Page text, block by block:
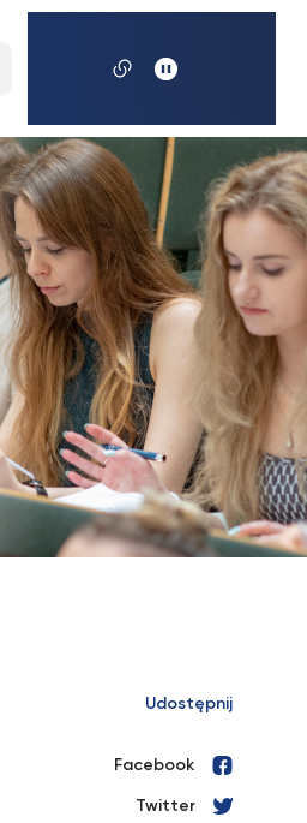
wyszukiwaną
Udostępnij
Facebook
Twitter